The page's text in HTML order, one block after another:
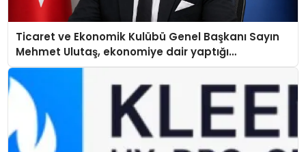
Ticaret ve Ekonomik Kulübü Genel Başkanı Sayın
Mehmet Ulutaş, ekonomiye dair yaptığı
açıklamada şunları kaydetti: